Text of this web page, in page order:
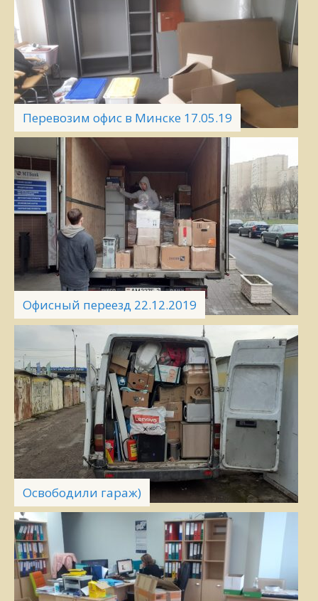
Перевозим офис в Минске 17.05.19
Офисный переезд 22.12.2019
Освободили гараж)